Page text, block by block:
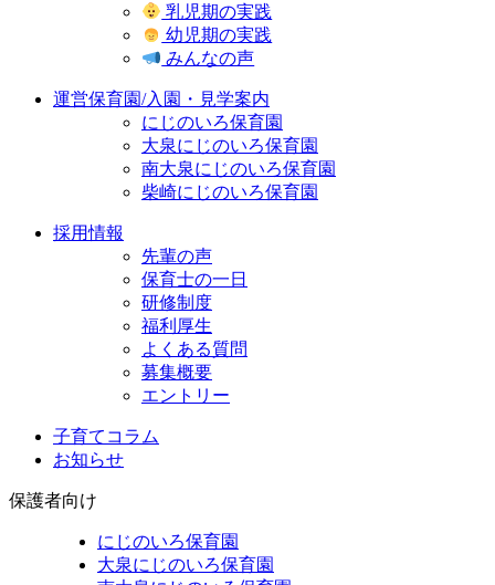
乳児期の実践
幼児期の実践
みんなの声
運営保育園/入園・見学案内
にじのいろ保育園
大泉にじのいろ保育園
南大泉にじのいろ保育園
柴崎にじのいろ保育園
採用情報
先輩の声
保育士の一日
研修制度
福利厚生
よくある質問
募集概要
エントリー
子育てコラム
お知らせ
保護者向け
にじのいろ保育園
大泉にじのいろ保育園